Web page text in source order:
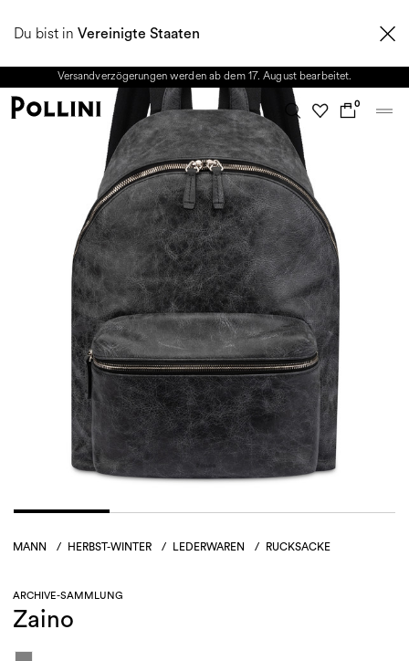
Du bist in Vereinigte Staaten
2026 KOLLEKTION. Vom 8. bis 16. August ist unser Kundenservice nicht
Versandverzögerungen werden ab dem 17. August bearbeitet.
0
MANN / HERBST-WINTER / LEDERWAREN / RUCKSACKE
ARCHIVE-SAMMLUNG
Zaino